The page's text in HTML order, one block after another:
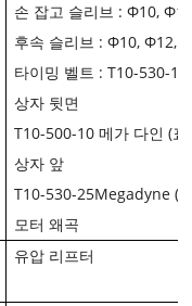
손 잡고 슬리브 : Φ10,
후속 슬리브 : Φ10, Φ12,
타이밍 벨트 : T10-530-
상자 뒷면
T10-500-10 메가 다인 (표
상자 앞
T10-530-25Megadyne (
모터 왜곡
유압 리프터